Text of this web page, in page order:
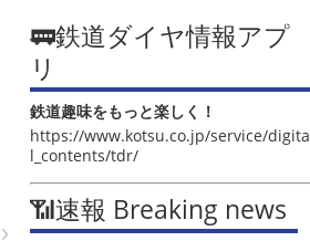
🚃鉄道ダイヤ情報アプ
リ
鉄道趣味をもっと楽しく！
https://www.kotsu.co.jp/service/digita
l_contents/tdr/
📶速報 Breaking news